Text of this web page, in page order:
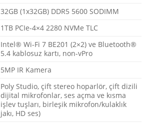
32GB (1x32GB) DDR5 5600 SODIMM
1TB PCIe-4×4 2280 NVMe TLC
Intel® Wi-Fi 7 BE201 (2×2) ve Bluetooth®
5.4 kablosuz kartı, non-vPro
5MP IR Kamera
Poly Studio, çift stereo hoparlör, çift dizili
dijital mikrofonlar, ses açma ve kısma
işlev tuşları, birleşik mikrofon/kulaklık
jakı, HD ses)